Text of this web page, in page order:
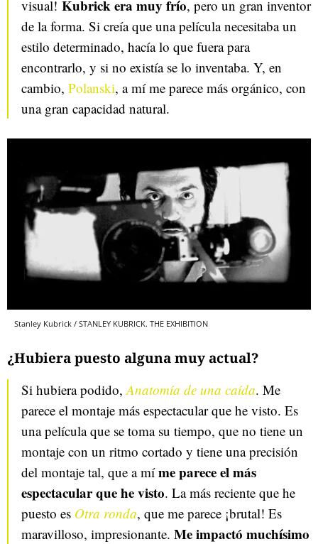
visual! Kubrick era muy frío, pero un gran inventor
de la forma. Si creía que una película necesitaba un
estilo determinado, hacía lo que fuera para
encontrarlo, y si no existía se lo inventaba. Y, en
cambio, Polanski, a mí me parece más orgánico, con
una gran capacidad natural.
Stanley Kubrick / STANLEY KUBRICK. THE EXHIBITION
¿Hubiera puesto alguna muy actual?
Si hubiera podido,Anatomía de una caída. Me
parece el montaje más espectacular que he visto. Es
una película que se toma su tiempo, que no tiene un
montaje con un ritmo cortado y tiene una precisión
del montaje tal, que a míme parece el más
espectacular que he visto. La más reciente que he
puesto es Otra ronda, que me parece ¡brutal! Es
maravilloso, impresionante. Me impactó muchísimo